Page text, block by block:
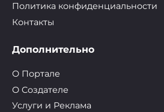
Политика конфиденциальности
Контакты
Дополнительно
О Портале
О Cоздателе
Услуги и Реклама